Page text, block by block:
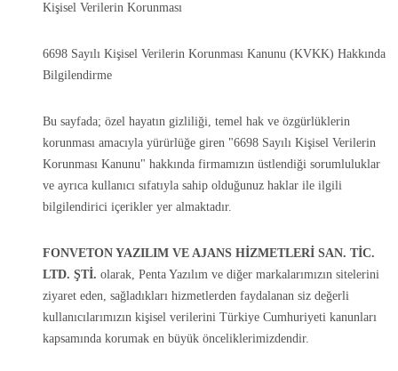
Kişisel Verilerin Korunması
6698 Sayılı Kişisel Verilerin Korunması Kanunu (KVKK) Hakkında
Bilgilendirme
Bu sayfada; özel hayatın gizliliği, temel hak ve özgürlüklerin
korunması amacıyla yürürlüğe giren "6698 Sayılı Kişisel Verilerin
Korunması Kanunu" hakkında firmamızın üstlendiği sorumluluklar
ve ayrıca kullanıcı sıfatıyla sahip olduğunuz haklar ile ilgili
bilgilendirici içerikler yer almaktadır.
FONVETON YAZILIM VE AJANS HİZMETLERİ SAN. TİC.
LTD. ŞTİ. olarak, Penta Yazılım ve diğer markalarımızın sitelerini
ziyaret eden, sağladıkları hizmetlerden faydalanan siz değerli
kullanıcılarımızın kişisel verilerini Türkiye Cumhuriyeti kanunları
kapsamında korumak en büyük önceliklerimizdendir.